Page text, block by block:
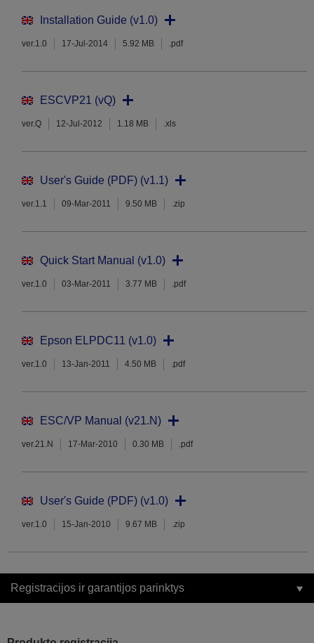
Installation Guide (v1.0)
ver.1.0 17-Jul-2014 5.92 MB .pdf
ESCVP21 (vQ)
ver.Q 12-Jul-2012 1.18 MB .xls
User's Guide (PDF) (v1.1)
ver.1.1 09-Mar-2011 9.50 MB .zip
Quick Start Manual (v1.0)
ver.1.0 03-Mar-2011 3.77 MB .pdf
Epson ELPDC11 (v1.0)
ver.1.0 13-Jan-2011 4.50 MB .pdf
ESC/VP Manual (v21.N)
ver.21.N 17-Mar-2010 0.30 MB .pdf
User's Guide (PDF) (v1.0)
ver.1.0 15-Jan-2010 9.67 MB .zip
Registracijos ir garantijos parinktys